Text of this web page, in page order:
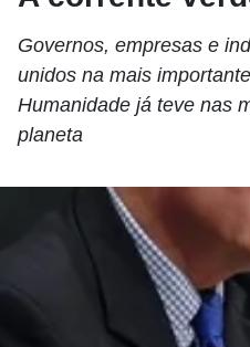
Governos, empresas e
unidos na mais
Humanidade já teve nas
planeta